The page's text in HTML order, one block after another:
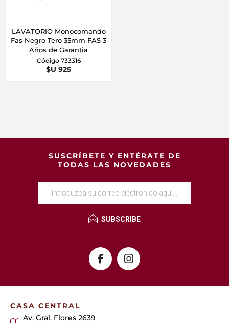
LAVATORIO Monocomando
Fas Negro Tero 35mm FAS 3
Años de Garantia
Código 733316
$U 925
SUSCRÍBETE Y ENTÉRATE DE
TODAS LAS NOVEDADES
SUBSCRIBE
CASA CENTRAL
Av. Gral. Flores 2639